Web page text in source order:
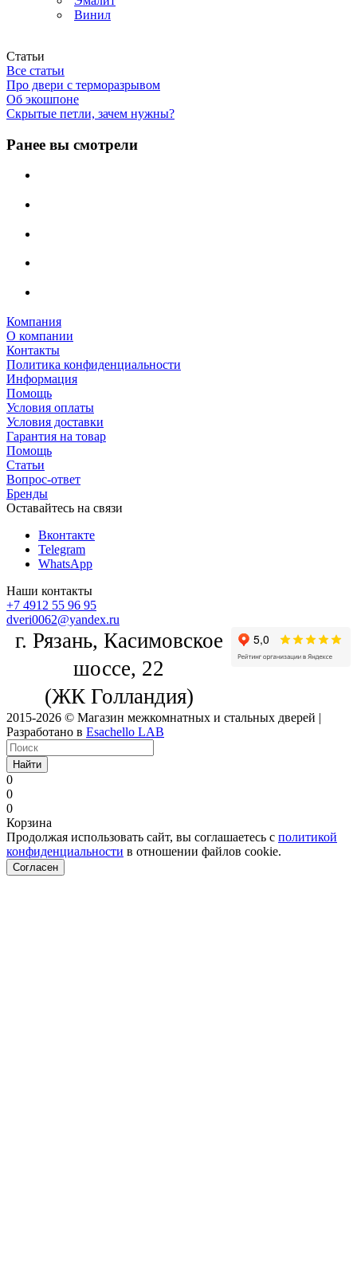
Винил
Статьи
Все статьи
Про двери с терморазрывом
Об экошпоне
Скрытые петли, зачем нужны?
Ранее вы смотрели
Компания
О компании
Контакты
Политика конфиденциальности
Информация
Помощь
Условия оплаты
Условия доставки
Гарантия на товар
Помощь
Статьи
Вопрос-ответ
Бренды
Оставайтесь на связи
Вконтакте
Telegram
WhatsApp
Наши контакты
+7 4912 55 96 95
dveri0062@yandex.ru
г. Рязань, Касимовское
шоссе, 22
(ЖК Голландия)
2015-2026 © Магазин межкомнатных и стальных дверей |
Разработано в Esachello LAB
Найти
0
0
0
Корзина
Продолжая использовать сайт, вы соглашаетесь с политикой
конфиденциальности в отношении файлов cookie.
Согласен